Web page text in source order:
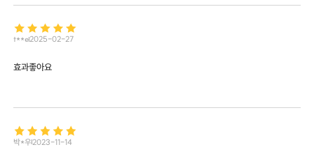
t**e2025-02-27
효과좋아요
박*우2023-11-14